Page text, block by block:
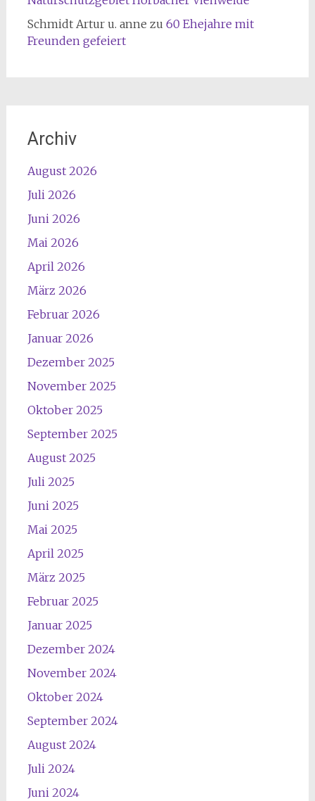
Schmidt Artur u. anne zu 60 Ehejahre mit
Freunden gefeiert
Archiv
August 2026
Juli 2026
Juni 2026
Mai 2026
April 2026
März 2026
Februar 2026
Januar 2026
Dezember 2025
November 2025
Oktober 2025
September 2025
August 2025
Juli 2025
Juni 2025
Mai 2025
April 2025
März 2025
Februar 2025
Januar 2025
Dezember 2024
November 2024
Oktober 2024
September 2024
August 2024
Juli 2024
Juni 2024